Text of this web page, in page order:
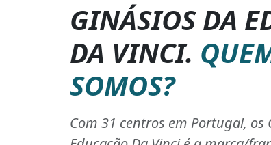
GINÁSIOS DA
DA VINCI.
SOMOS?
Com 31 centros em Portugal, os